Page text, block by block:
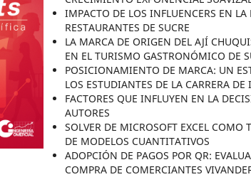
IMPACTO DE LOS INFLUENCERS EN
RESTAURANTES DE SUCRE
LA MARCA DE ORIGEN DEL AJÍ
EN EL TURISMO GASTRONÓMICO DE
POSICIONAMIENTO DE MARCA: UN
LOS ESTUDIANTES DE LA CARRERA
FACTORES QUE INFLUYEN EN LA
AUTORES
SOLVER DE MICROSOFT EXCEL
DE MODELOS CUANTITATIVOS
ADOPCIÓN DE PAGOS POR QR:
COMPRA DE COMERCIANTES